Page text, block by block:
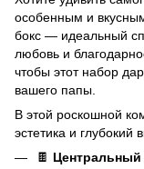
особенным и
бокс — идеальный
любовь и
чтобы этот набор
вашего папы.
В этой роскошной
эстетика и глубокий
🍫 Центральный